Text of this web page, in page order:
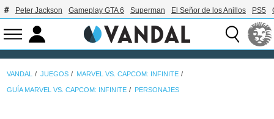
Peter Jackson Gameplay GTA 6 Superman El Señor de los Anillos PS5
VANDAL JUEGOS MARVEL VS. CAPCOM: INFINITE
GUÍA MARVEL VS. CAPCOM: INFINITE PERSONAJES